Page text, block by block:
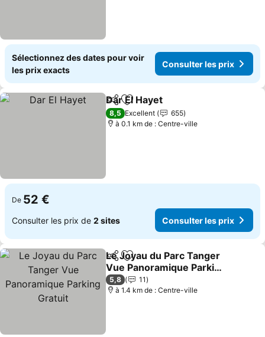
Sélectionnez des dates pour voir
les prix exacts
Consulter les prix
PartagerAjouter à mes favoris
Dar El Hayet
8,5 Excellent
655
à 0.1 km de : Centre-ville
De 52 €
Consulter les prix de 2 sites Consulter les prix
PartagerAjouter à mes favoris
Le Joyau du Parc Tanger
Vue Panoramique Parking
Gratuit
Consulter les prix
5,8
11
à 1.4 km de : Centre-ville